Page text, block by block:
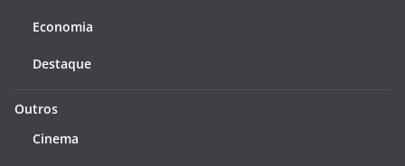
Economia
Destaque
Outros
Cinema